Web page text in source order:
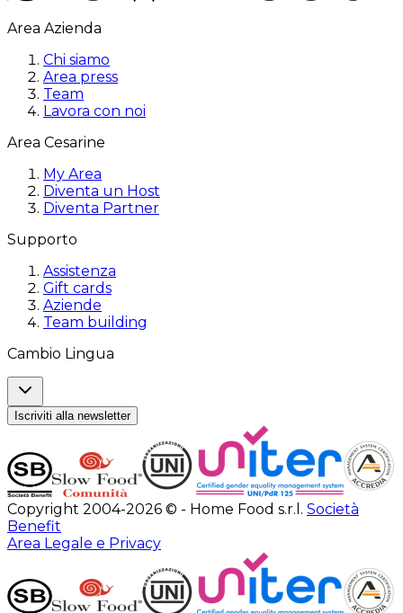
Area Azienda
Chi siamo
Area press
Team
Lavora con noi
Area Cesarine
My Area
Diventa un Host
Diventa Partner
Supporto
Assistenza
Gift cards
Aziende
Team building
Cambio Lingua
Iscriviti alla newsletter
Copyright 2004-2026 © - Home Food s.r.l. Società
Benefit
Area Legale e Privacy